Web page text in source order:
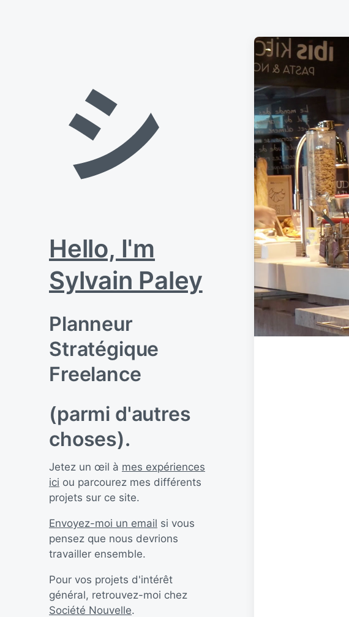
Hello, I'm
Sylvain Paley
Planneur
Stratégique
Freelance
(parmi d'autres
choses).
Jetez un œil à mes expériences
ici ou parcourez mes différents
projets sur ce site.
Envoyez-moi un email si vous
pensez que nous devrions
travailler ensemble.
Pour vos projets d'intérêt
général, retrouvez-moi chez
Société Nouvelle.